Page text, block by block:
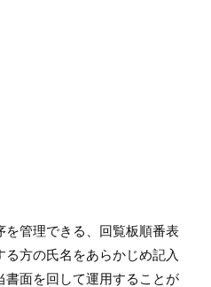
を管理できる、回覧板順番表
方の氏名をあらかじめ記入
書面を回して運用することが